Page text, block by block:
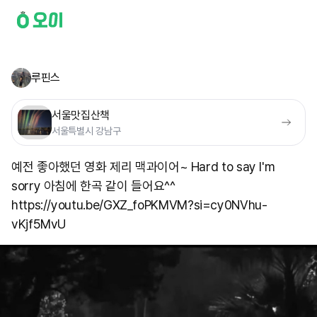
루핀스
서울맛집산책
서울특별시 강남구
예전 좋아했던 영화 제리 맥과이어~ Hard to say I'm
sorry 아침에 한곡 같이 들어요^^
https://youtu.be/GXZ_foPKMVM?si=cy0NVhu-
vKjf5MvU